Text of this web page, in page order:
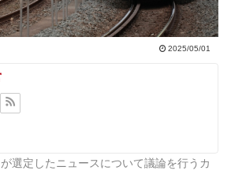
2025/05/01
選定したニュースについて議論を行うカ